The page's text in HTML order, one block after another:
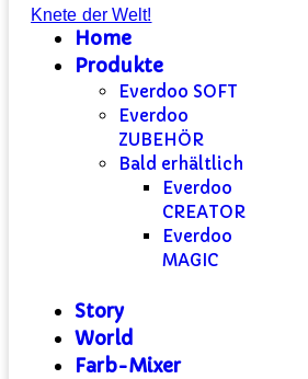
Home
Produkte
Everdoo SOFT
Everdoo
ZUBEHÖR
Bald erhältlich
Everdoo
CREATOR
Everdoo
MAGIC
Story
World
Farb-Mixer